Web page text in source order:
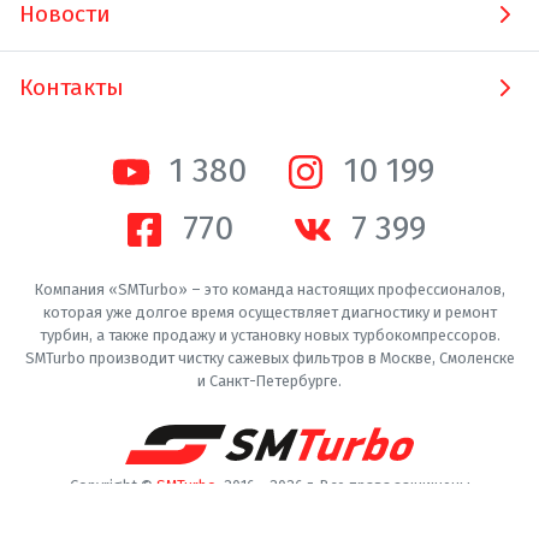
Новости
Контакты
1 380
10 200
770
7 400
Компания «SMTurbo» – это команда настоящих профессионалов,
которая уже долгое время осуществляет диагностику и ремонт
турбин, а также продажу и установку новых турбокомпрессоров.
SMTurbo производит чистку сажевых фильтров в Москве, Смоленске
и Санкт-Петербурге.
Copyright © SMTurbo . 2016 - 2026 г. Все права защищены